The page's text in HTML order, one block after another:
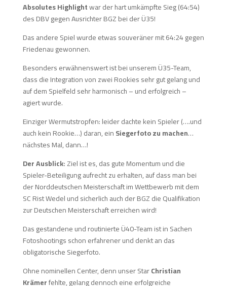
Absolutes Highlightwar der hart umkämpfte Sieg (64:54)
des DBV gegen Ausrichter BGZ bei der Ü35!
Das andere Spiel wurde etwas souveräner mit 64:24 gegen
Friedenau gewonnen.
Besonders erwähnenswert ist bei unserem Ü35-Team,
dass die Integration von zwei Rookies sehr gut gelang und
auf dem Spielfeld sehr harmonisch – und erfolgreich –
agiert wurde.
Einziger Wermutstropfen: leider dachte kein Spieler (….und
auch kein Rookie…) daran, einSiegerfoto zu machen…
nächstes Mal, dann…!
Der Ausblick:Ziel ist es, das gute Momentum und die
Spieler-Beteiligung aufrecht zu erhalten, auf dass man bei
der Norddeutschen Meisterschaft im Wettbewerb mit dem
SC Rist Wedel und sicherlich auch der BGZ die Qualifikation
zur Deutschen Meisterschaft erreichen wird!
Das gestandene und routinierte Ü40-Team ist in Sachen
Fotoshootings schon erfahrener und denkt an das
obligatorische Siegerfoto.
Ohne nominellen Center, denn unser StarChristian
Krämerfehlte, gelang dennoch eine erfolgreiche